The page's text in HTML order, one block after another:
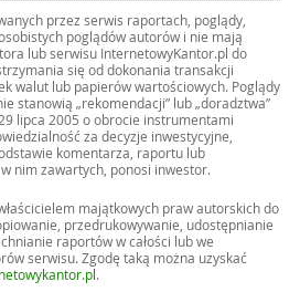
przez serwis raportach, poglądy,
poglądów autorów i nie mają
lub serwisu InternetowyKantor.pl do
się od dokonania transakcji
walut lub papierów wartościowych. Poglądy
stanowią „rekomendacji” lub „doradztwa”
lipca 2005 o obrocie instrumentami
za decyzje inwestycyjne,
komentarza, raportu lub
nim zawartych, ponosi inwestor.
majątkowych praw autorskich do
przedrukowywanie, udostępnianie
raportów w całości lub we
serwisu. Zgodę taką można uzyskać
.